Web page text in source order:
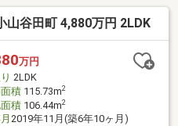
い方にもぴったりの一邸で
ッチンを最新にしたい」
たい」など、お客様の「こだ
リフォーム』のご提案も一括
山谷田町 4,880万円 2LDK
万円
2LDK
積115.73m2
積106.44m2
2019年11月(築6年10ヶ月)